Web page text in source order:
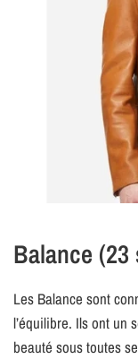
Balance
Les Balance sont
l’équilibre. Ils ont un
beauté sous toutes